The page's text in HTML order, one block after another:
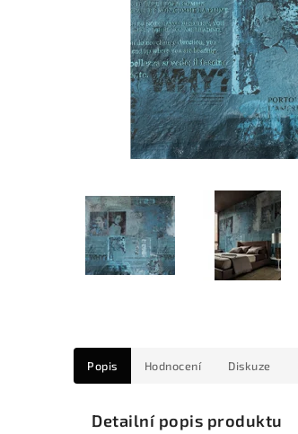
Popis Hodnocení Diskuze
Detailní popis produktu